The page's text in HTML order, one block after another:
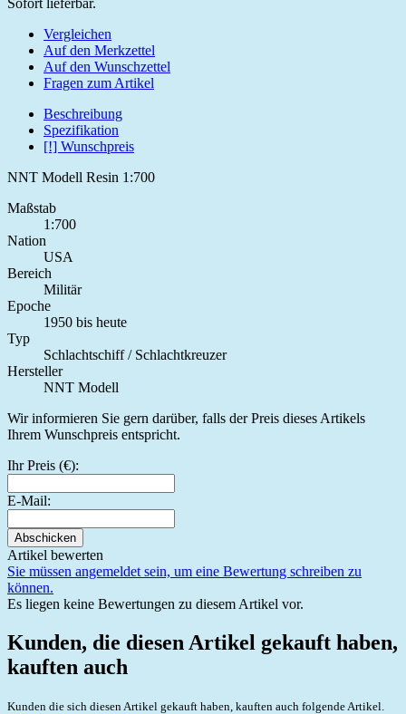
Vergleichen
Auf den Merkzettel
Auf den Wunschzettel
Fragen zum Artikel
Beschreibung
Spezifikation
[!] Wunschpreis
NNT Modell Resin 1:700
Maßstab
1:700
Nation
USA
Bereich
Militär
Epoche
1950 bis heute
Typ
Schlachtschiff / Schlachtkreuzer
Hersteller
NNT Modell
Wir informieren Sie gern darüber, falls der Preis dieses Artikels
Ihrem Wunschpreis entspricht.
Ihr Preis (€):
E-Mail:
Abschicken
Artikel bewerten
Sie müssen angemeldet sein, um eine Bewertung schreiben zu
können.
Es liegen keine Bewertungen zu diesem Artikel vor.
Kunden, die diesen Artikel gekauft haben,
kauften auch
Kunden die sich diesen Artikel gekauft haben, kauften auch folgende Artikel.